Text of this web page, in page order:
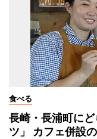
食べる
長崎・長浦町に
ツ」 カフェ併設